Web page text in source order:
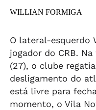
WILLIAN FORMIGA
O lateral-esquerdo
jogador do CRB.
(27), o clube
desligamento do
está livre para
momento, o Vila